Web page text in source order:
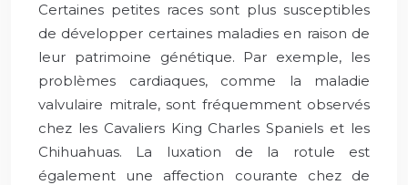
Certaines petites races sont plus susceptibles
de développer certaines maladies en raison de
leur patrimoine génétique. Par exemple, les
problèmes cardiaques, comme la maladie
valvulaire mitrale, sont fréquemment observés
chez les Cavaliers King Charles Spaniels et les
Chihuahuas. La luxation de la rotule est
également une affection courante chez de